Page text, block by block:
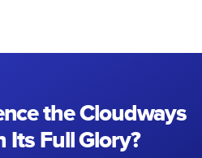
the Cloudways
Its Full Glory?